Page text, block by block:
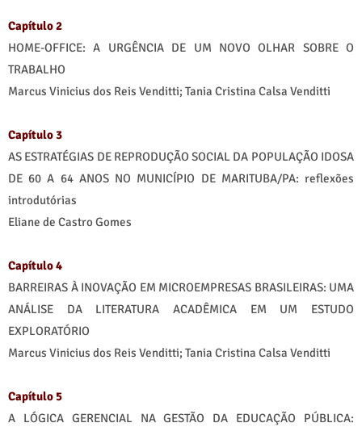
Capítulo 2
HOME-OFFICE: A URGÊNCIA DE UM NOVO OLHAR SOBRE O
TRABALHO
Marcus Vinicius dos Reis Venditti; Tania Cristina Calsa Venditti
Capítulo 3
AS ESTRATÉGIAS DE REPRODUÇÃO SOCIAL DA POPULAÇÃO IDOSA
DE 60 A 64 ANOS NO MUNICÍPIO DE MARITUBA/PA: reflexões
introdutórias
Eliane de Castro Gomes
Capítulo 4
BARREIRAS À INOVAÇÃO EM MICROEMPRESAS BRASILEIRAS: UMA
ANÁLISE DA LITERATURA ACADÊMICA EM UM ESTUDO
EXPLORATÓRIO
Marcus Vinicius dos Reis Venditti; Tania Cristina Calsa Venditti
Capítulo 5
A LÓGICA GERENCIAL NA GESTÃO DA EDUCAÇÃO PÚBLICA: